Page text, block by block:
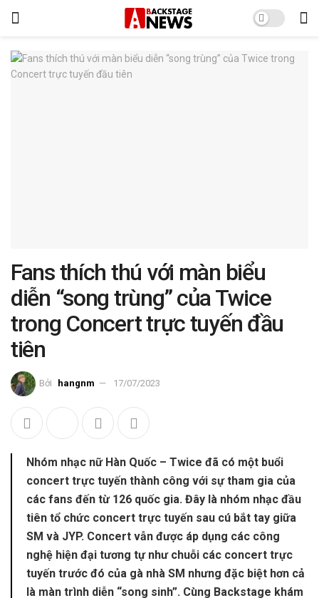
Fans thích thú với màn biểu
diễn “song trùng” của Twice
trong Concert trực tuyến đầu
tiên
Bởi hangnm 17/07/2023
Nhóm nhạc nữ Hàn Quốc – Twice đã có một buổi
concert trực tuyến thành công với sự tham gia của
các fans đến từ 126 quốc gia. Đây là nhóm nhạc đầu
tiên tổ chức concert trực tuyến sau cú bắt tay giữa
SM và JYP. Concert vẫn được áp dụng các công
nghệ hiện đại tương tự như chuỗi các concert trực
tuyến trước đó của gà nhà SM nhưng đặc biệt hơn cả
là màn trình diễn “song sinh”. Cùng Backstage khám